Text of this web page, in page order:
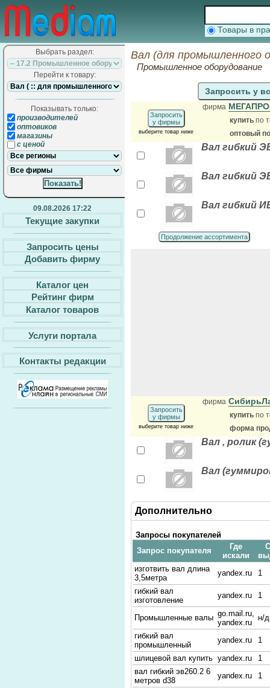
Товары в
Выбрать раздел:
Перейти к товару:
Показывать только:
производителей
оптовиков
магазины
с ценой
09.08.2026 17:22
Текущие закупки
Запросить цены
Добавить фирму
Каталог цен
Рейтинг фирм
Каталог товаров
Услуги портала
Контакты редакции
Вал (для промышленного
Промышленное оборудование
Запросить у
Запросить
у фирмы
выберите товар ниже
фирма
купить по
оптовый
Вал гибкий
Вал гибкий
Вал гибкий
Продолжение ассортимента
Запросить
у фирмы
выберите товар ниже
фирма
купить по
форма
Вал , ролик
Вал
Дополнительно
Запросы покупателей
Запрос покупателя
Где
искали
изготвить вал длина
3,5метра
yandex.ru
1
гибкий вал
изготовление
yandex.ru 1
Промышленные валы go.mail.ru,
yandex.ru
н/д
гибкий вал
промышленный
yandex.ru
1
шлицевой вал купить yandex.ru
1
вал гибкий эв260.2 6
метров d38
yandex.ru
1